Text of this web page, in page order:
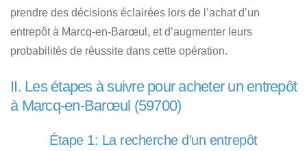
prendre des décisions éclairées lors de l’achat d’un
entrepôt à Marcq-en-Barœul, et d’augmenter leurs
probabilités de réussite dans cette opération.
II. Les étapes à suivre pour acheter un entrepôt
à Marcq-en-Barœul (59700)
Étape 1: La recherche d’un entrepôt